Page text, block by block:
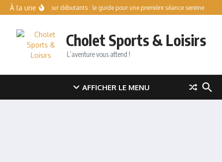
Aller au contenu
À la une
Patinoire pour débutants : le guide pour une première séance sereine
Cholet Sports & Loisirs
L’aventure vous attend !
AFFICHER LE MENU